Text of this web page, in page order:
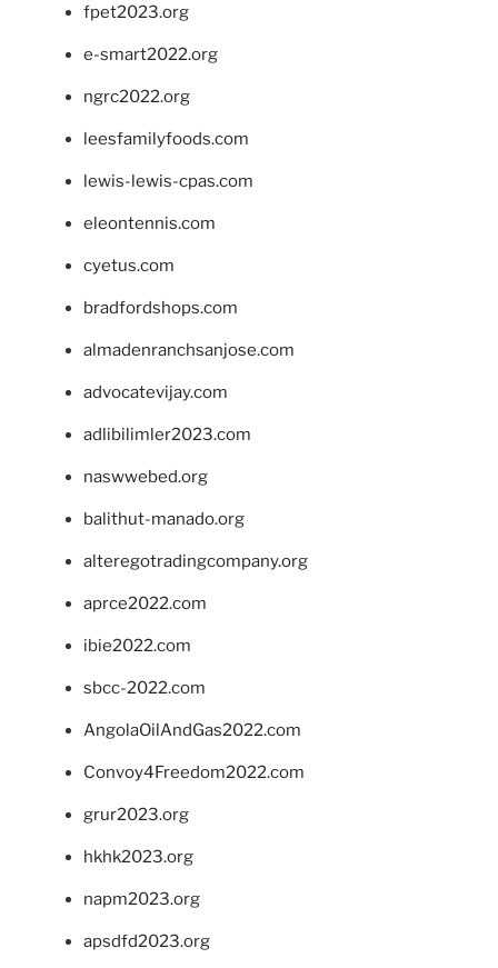
fpet2023.org
e-smart2022.org
ngrc2022.org
leesfamilyfoods.com
lewis-lewis-cpas.com
eleontennis.com
cyetus.com
bradfordshops.com
almadenranchsanjose.com
advocatevijay.com
adlibilimler2023.com
naswwebed.org
balithut-manado.org
alteregotradingcompany.org
aprce2022.com
ibie2022.com
sbcc-2022.com
AngolaOilAndGas2022.com
Convoy4Freedom2022.com
grur2023.org
hkhk2023.org
napm2023.org
apsdfd2023.org